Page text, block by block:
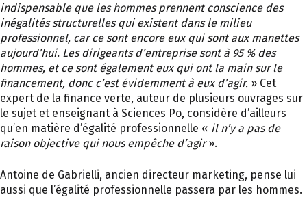
indispensable que les hommes prennent conscience des
inégalités structurelles qui existent dans le milieu
professionnel, car ce sont encore eux qui sont aux manettes
aujourd’hui. Les dirigeants d’entreprise sont à 95 % des
hommes, et ce sont également eux qui ont la main sur le
financement, donc c’est évidemment à eux d’agir. » Cet
expert de la finance verte, auteur de plusieurs ouvrages sur
le sujet et enseignant à Sciences Po, considère d’ailleurs
qu’en matière d’égalité professionnelle « il n’y a pas de
raison objective qui nous empêche d’agir».
Antoine de Gabrielli, ancien directeur marketing, pense lui
aussi que l’égalité professionnelle passera par les hommes.